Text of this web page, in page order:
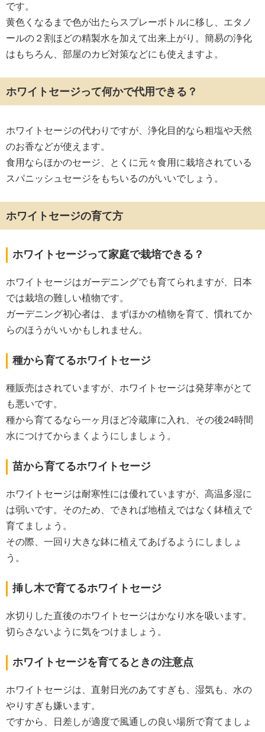
です。
黄色くなるまで色が出たらスプレーボトルに移し、エタノ
ールの２割ほどの精製水を加えて出来上がり。簡易の浄化
はもちろん、部屋のカビ対策などにも使えますよ。
ホワイトセージって何かで代用できる？
ホワイトセージの代わりですが、浄化目的なら粗塩や天然
のお香などが使えます。
食用ならほかのセージ、とくに元々食用に栽培されている
スパニッシュセージをもちいるのがいいでしょう。
ホワイトセージの育て方
ホワイトセージって家庭で栽培できる？
ホワイトセージはガーデニングでも育てられますが、日本
では栽培の難しい植物です。
ガーデニング初心者は、まずほかの植物を育て、慣れてか
らのほうがいいかもしれません。
種から育てるホワイトセージ
種販売はされていますが、ホワイトセージは発芽率がとて
も悪いです。
種から育てるなら一ヶ月ほど冷蔵庫に入れ、その後24時間
水につけてからまくようにしましょう。
苗から育てるホワイトセージ
ホワイトセージは耐寒性には優れていますが、高温多湿に
は弱いです。そのため、できれば地植えではなく鉢植えで
育てましょう。
その際、一回り大きな鉢に植えてあげるようにしましょ
う。
挿し木で育てるホワイトセージ
水切りした直後のホワイトセージはかなり水を吸います。
切らさないように気をつけましょう。
ホワイトセージを育てるときの注意点
ホワイトセージは、直射日光のあてすぎも、湿気も、水の
やりすぎも嫌います。
ですから、日差しが適度で風通しの良い場所で育てましょ